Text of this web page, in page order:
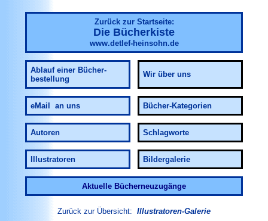
Zurück zur Startseite:
Die Bücherkiste
www.detlef-heinsohn.de
Ablauf einer Bücher-
bestellung
Wir über uns
eMail an uns Bücher-Kategorien
Autoren Schlagworte
Illustratoren Bildergalerie
Aktuelle Bücherneuzugänge
Zurück zur Übersicht: Illustratoren-Galerie